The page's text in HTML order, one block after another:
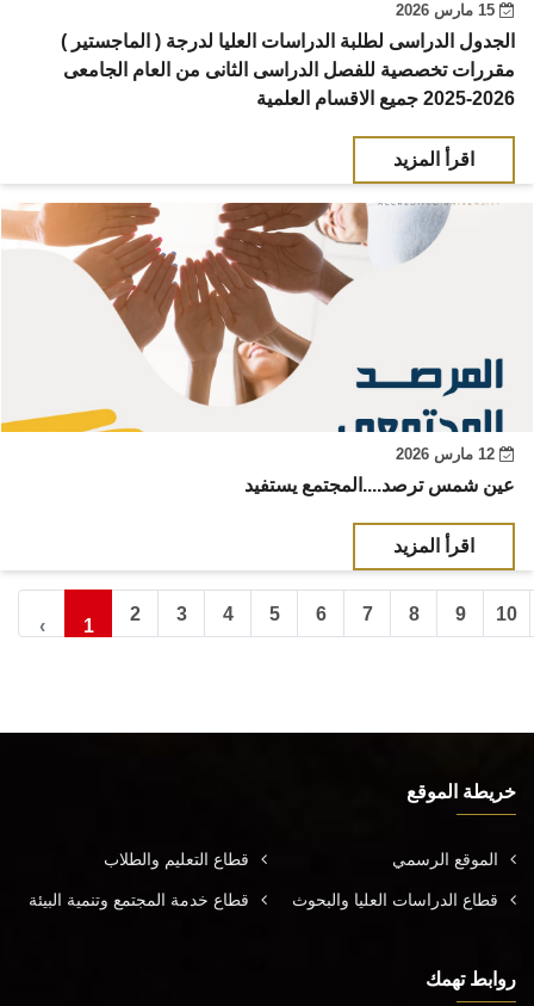
الجدول الدراسى لطلبة الدراسات العليا لدرجة ( الماجستير )
مقررات تخصصية للفصل الدراسى الثانى من العام الجامعى
2026-2025 جميع الاقسام العلمية
اقرأ المزيد
عين شمس ترصد....المجتمع يستفيد
اقرأ المزيد
‹ 1
2 3 4 5 6 7 8 9 10
خريطة الموقع
الموقع الرسمي قطاع التعليم والطلاب
قطاع الدراسات العليا والبحوث قطاع خدمة المجتمع وتنمية البيئة
روابط تهمك